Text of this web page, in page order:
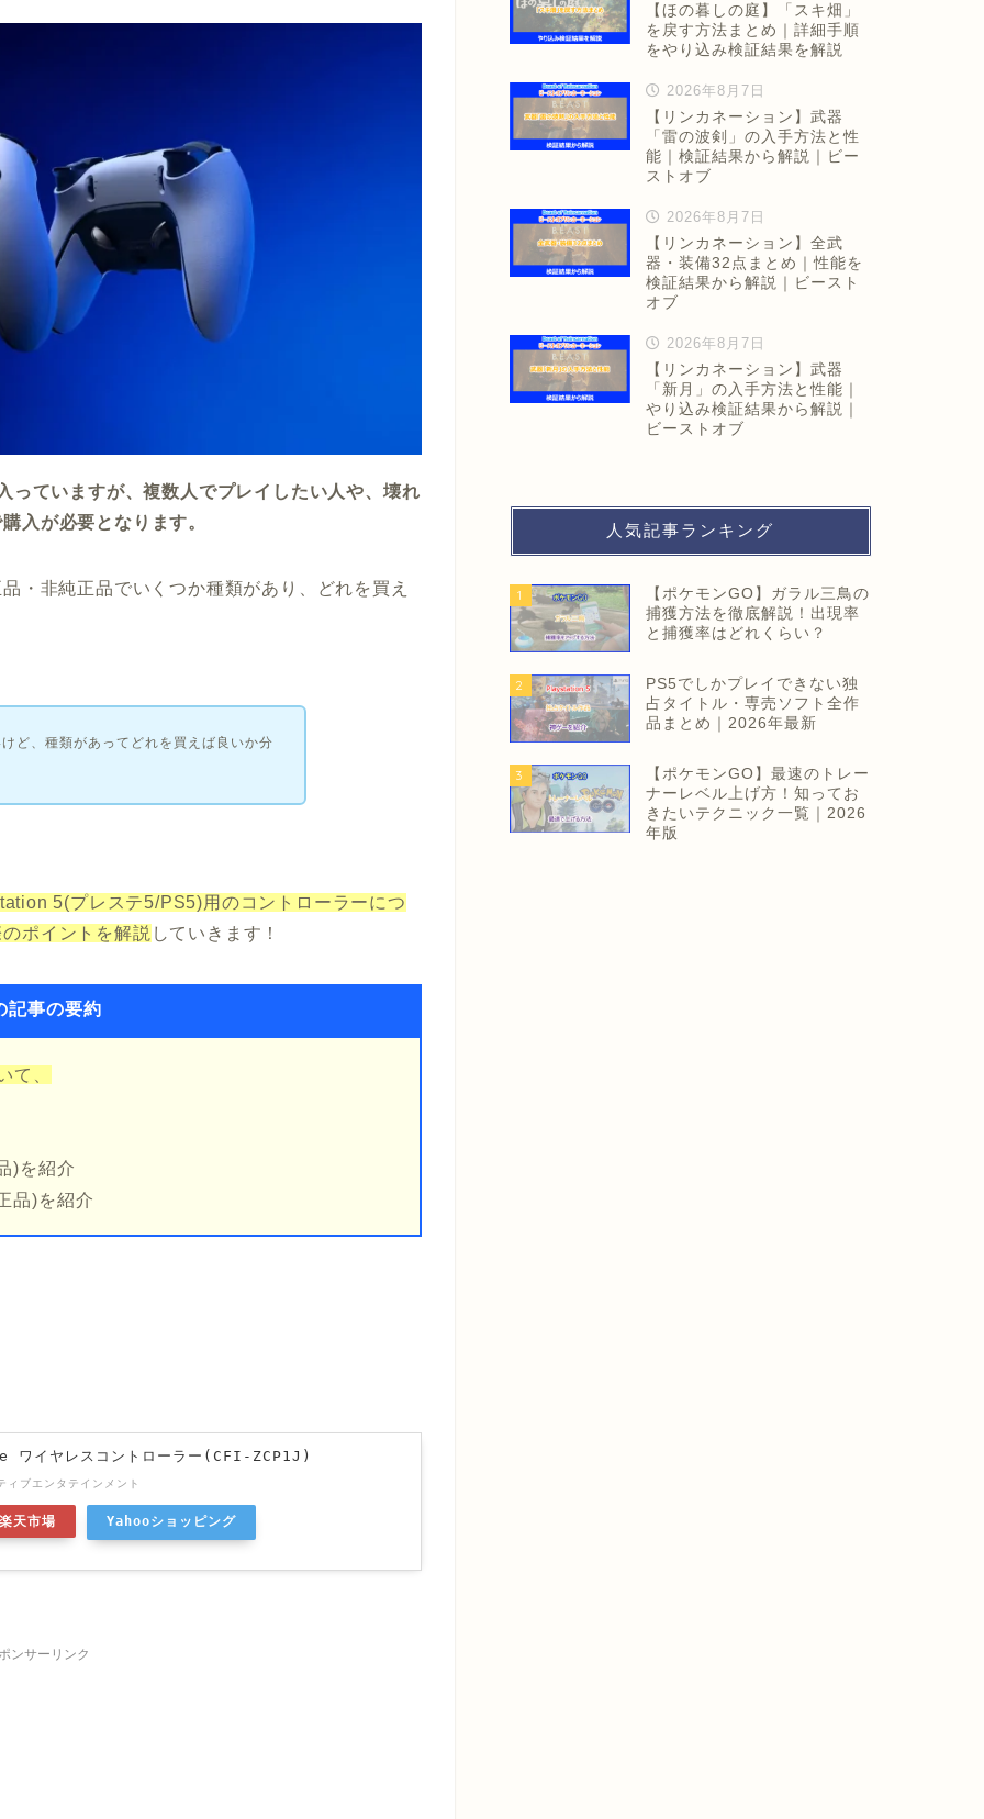
っていますが、複数人でプレイしたい人や、壊れ
入が必要となります。
・非純正品でいくつか種類があり、どれを買え
ど、種類があってどれを買えば良いか分
5(プレステ5/PS5)用のコントローラーにつ
ポイントを解説 していきます！
記事の要約
て、
)を紹介
品)を紹介
イヤレスコントローラー(CFI-ZCP1J)
ィブエンタテインメント
楽天市場 Yahooショッピング
ンサーリンク
【ほの暮しの庭】「スキ畑」
を戻す方法まとめ｜詳細手順
をやり込み検証結果を解説
2026年8月7日
【リンカネーション】武器
「雷の波剣」の入手方法と性
能｜検証結果から解説｜ビー
ストオブ
2026年8月7日
【リンカネーション】全武
器・装備32点まとめ｜性能を
検証結果から解説｜ビースト
オブ
2026年8月7日
【リンカネーション】武器
「新月」の入手方法と性能｜
やり込み検証結果から解説｜
ビーストオブ
人気記事ランキング
1
【ポケモンGO】ガラル三鳥の
捕獲方法を徹底解説！出現率
と捕獲率はどれくらい？
2
PS5でしかプレイできない独
占タイトル・専売ソフト全作
品まとめ｜2026年最新
3
【ポケモンGO】最速のトレー
ナーレベル上げ方！知ってお
きたいテクニック一覧｜2026
年版